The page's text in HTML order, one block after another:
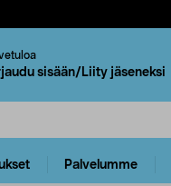
sisään/Liity jäseneksi
Palvelumme